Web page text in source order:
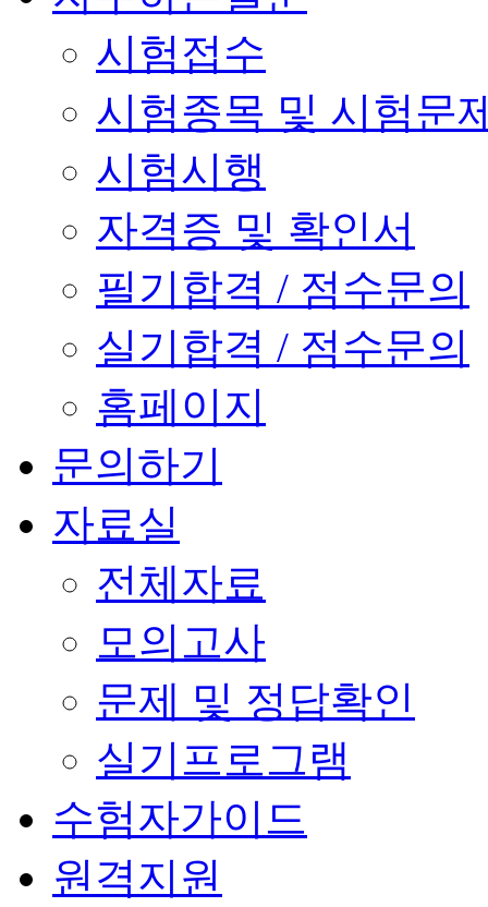
시험접수
시험종목 및 시험문
시험시행
자격증 및 확인서
필기합격 / 점수문의
실기합격 / 점수문의
홈페이지
문의하기
자료실
전체자료
모의고사
문제 및 정답확인
실기프로그램
수험자가이드
원격지원